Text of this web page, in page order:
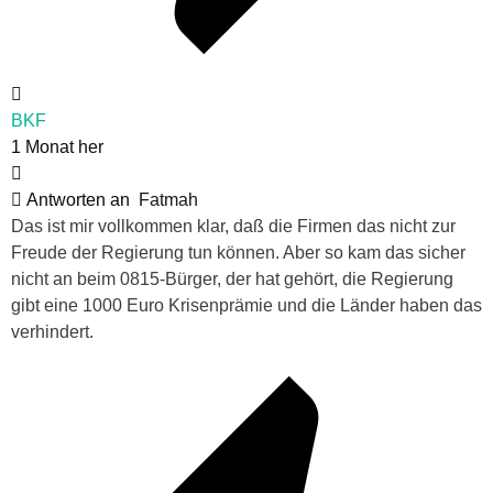
BKF
1 Monat her
Antworten an
Fatmah
Das ist mir vollkommen klar, daß die Firmen das nicht zur
Freude der Regierung tun können. Aber so kam das sicher
nicht an beim 0815-Bürger, der hat gehört, die Regierung
gibt eine 1000 Euro Krisenprämie und die Länder haben das
verhindert.